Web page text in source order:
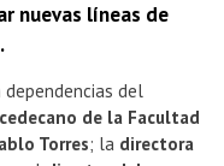
nuevas líneas de
dependencias del
de la Facultad
Torres; la directora